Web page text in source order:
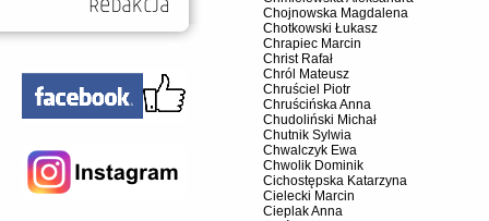
Chojnowska Magdalena
Chotkowski Łukasz
Chrapiec Marcin
Christ Rafał
Chról Mateusz
Chruściel Piotr
Chruścińska Anna
Chudoliński Michał
Chutnik Sylwia
Chwalczyk Ewa
Chwolik Dominik
Cichostępska Katarzyna
Cielecki Marcin
Cieplak Anna